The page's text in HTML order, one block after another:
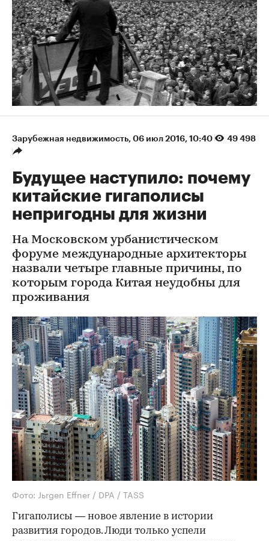
Зарубежная недвижимость⁠, 06 июл 2016, 10:40 49 498
Будущее наступило: почему
китайские гигаполисы
непригодны для жизни
На Московском урбанистическом
форуме международные архитекторы
назвали четыре главные причины, по
которым города Китая неудобны для
проживания
Фото: Jьrgen Effner / DPA / TASS
Гигаполисы — новое явление в истории
развития городов. Люди только успели